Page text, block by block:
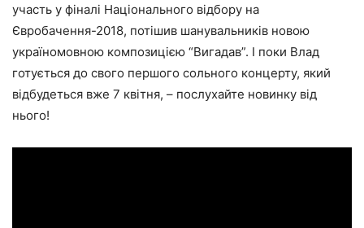
участь у фіналі Національного відбору на
Євробачення-2018, потішив шанувальників новою
україномовною композицією “Вигадав”. І поки Влад
готується до свого першого сольного концерту, який
відбудеться вже 7 квітня, – послухайте новинку від
нього!